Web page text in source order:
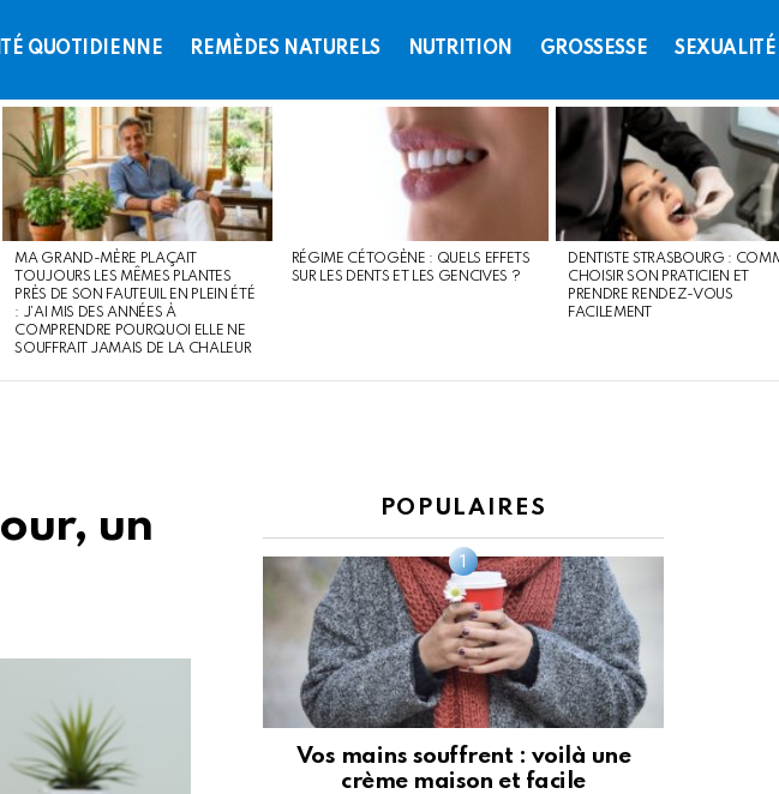
QUOTIDIENNE REMÈDES NATURELS NUTRITION GROSSESSE SEXUALITÉ
MA GRAND-MÈRE PLAÇAIT
TOUJOURS LES MÊMES PLANTES
PRÈS DE SON FAUTEUIL EN PLEIN ÉTÉ
: J’AI MIS DES ANNÉES À
COMPRENDRE POURQUOI ELLE NE
SOUFFRAIT JAMAIS DE LA CHALEUR
RÉGIME CÉTOGÈNE : QUELS EFFETS
SUR LES DENTS ET LES GENCIVES ?
DENTISTE STRASBOURG :
CHOISIR SON PRATICIEN ET
PRENDRE RENDEZ-VOUS
FACILEMENT
un
POPULAIRES
Vos mains souffrent : voilà une
crème maison et facile